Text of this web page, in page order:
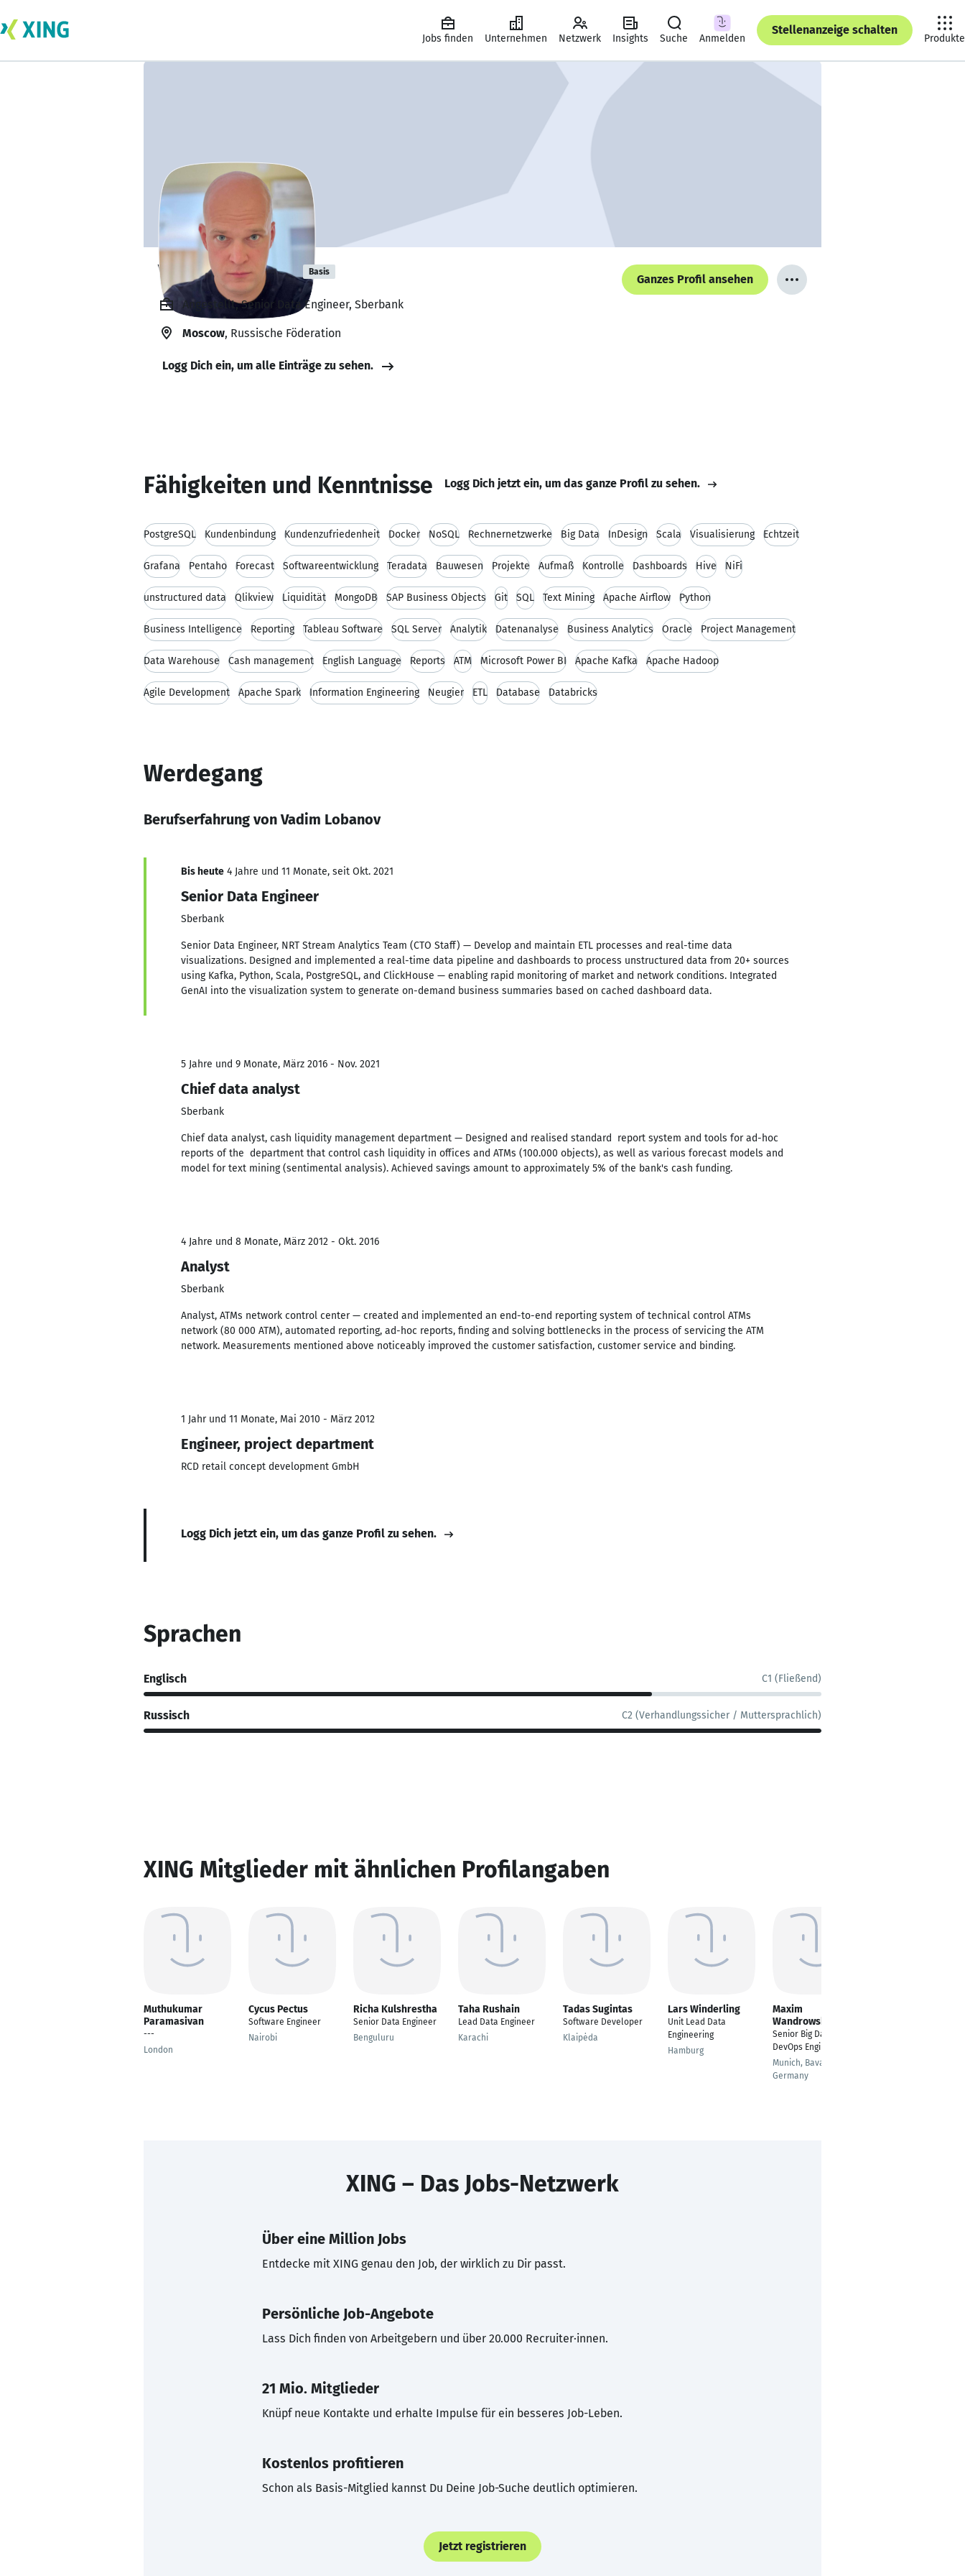
Jobs finden Unternehmen Netzwerk Insights Suche Anmelden
Stellenanzeige schalten
Produkte
Vadim Lobanov Basis
Ganzes Profil ansehen
Angestellt, Senior Data Engineer, Sberbank
Moscow, Russische Föderation
Logg Dich ein, um alle Einträge zu sehen.
Fähigkeiten und Kenntnisse Logg Dich jetzt ein, um das ganze Profil zu sehen.
PostgreSQL Kundenbindung Kundenzufriedenheit Docker NoSQL Rechnernetzwerke Big Data InDesign Scala Visualisierung Echtzeit
Grafana Pentaho Forecast Softwareentwicklung Teradata Bauwesen Projekte Aufmaß Kontrolle Dashboards Hive NiFi
unstructured data Qlikview Liquidität MongoDB SAP Business Objects Git SQL Text Mining Apache Airflow Python
Business Intelligence Reporting Tableau Software SQL Server Analytik Datenanalyse Business Analytics Oracle Project Management
Data Warehouse Cash management English Language Reports ATM Microsoft Power BI Apache Kafka Apache Hadoop
Agile Development Apache Spark Information Engineering Neugier ETL Database Databricks
Werdegang
Berufserfahrung von Vadim Lobanov
Bis heute 4 Jahre und 11 Monate, seit Okt. 2021
Senior Data Engineer
Sberbank
Senior Data Engineer, NRT Stream Analytics Team (CTO Staff) — Develop and maintain ETL processes and real-time data
visualizations. Designed and implemented a real-time data pipeline and dashboards to process unstructured data from 20+ sources
using Kafka, Python, Scala, PostgreSQL, and ClickHouse — enabling rapid monitoring of market and network conditions. Integrated
GenAI into the visualization system to generate on-demand business summaries based on cached dashboard data.
5 Jahre und 9 Monate, März 2016 - Nov. 2021
Chief data analyst
Sberbank
Chief data analyst, cash liquidity management department — Designed and realised standard report system and tools for ad-hoc
reports of the department that control cash liquidity in offices and ATMs (100.000 objects), as well as various forecast models and
model for text mining (sentimental analysis). Achieved savings amount to approximately 5% of the bank's cash funding.
4 Jahre und 8 Monate, März 2012 - Okt. 2016
Analyst
Sberbank
Analyst, ATMs network control center — created and implemented an end-to-end reporting system of technical control ATMs
network (80 000 ATM), automated reporting, ad-hoc reports, finding and solving bottlenecks in the process of servicing the ATM
network. Measurements mentioned above noticeably improved the customer satisfaction, customer service and binding.
1 Jahr und 11 Monate, Mai 2010 - März 2012
Engineer, project department
RCD retail concept development GmbH
Logg Dich jetzt ein, um das ganze Profil zu sehen.
Sprachen
Englisch C1 (Fließend)
Russisch C2 (Verhandlungssicher / Muttersprachlich)
XING Mitglieder mit ähnlichen Profilangaben
Muthukumar
Paramasivan
---
London
Cycus Pectus
Software Engineer
Nairobi
Richa Kulshrestha
Senior Data Engineer
Benguluru
Taha Rushain
Lead Data Engineer
Karachi
Tadas Sugintas
Software Developer
Klaipėda
Lars Winderling
Unit Lead Data
Engineering
Hamburg
Maxim
Wandrowski
Senior Big Data
DevOps Engineer
Munich, Bavaria,
Germany
XING – Das Jobs-Netzwerk
Über eine Million Jobs
Entdecke mit XING genau den Job, der wirklich zu Dir passt.
Persönliche Job-Angebote
Lass Dich finden von Arbeitgebern und über 20.000 Recruiter·innen.
21 Mio. Mitglieder
Knüpf neue Kontakte und erhalte Impulse für ein besseres Job-Leben.
Kostenlos profitieren
Schon als Basis-Mitglied kannst Du Deine Job-Suche deutlich optimieren.
Jetzt registrieren